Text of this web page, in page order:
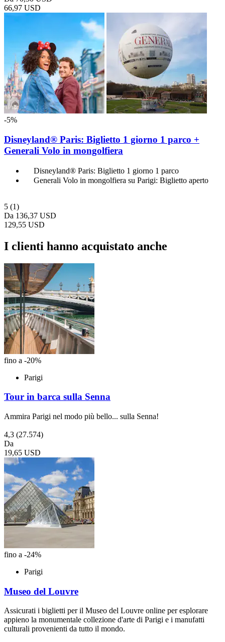
66,97 USD
-5%
Disneyland® Paris: Biglietto 1 giorno 1 parco +
Generali Volo in mongolfiera
Disneyland® Paris: Biglietto 1 giorno 1 parco
Generali Volo in mongolfiera su Parigi: Biglietto aperto
5 (1)
Da 136,37 USD
129,55 USD
I clienti hanno acquistato anche
fino a -20%
Parigi
Tour in barca sulla Senna
Ammira Parigi nel modo più bello... sulla Senna!
4,3 (27.574)
Da
19,65 USD
fino a -24%
Parigi
Museo del Louvre
Assicurati i biglietti per il Museo del Louvre online per esplorare
appieno la monumentale collezione d'arte di Parigi e i manufatti
culturali provenienti da tutto il mondo.